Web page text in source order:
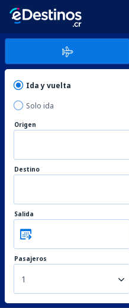
Ida y vuelta
Solo ida
Origen
Destino
Salida
Pasajeros
1